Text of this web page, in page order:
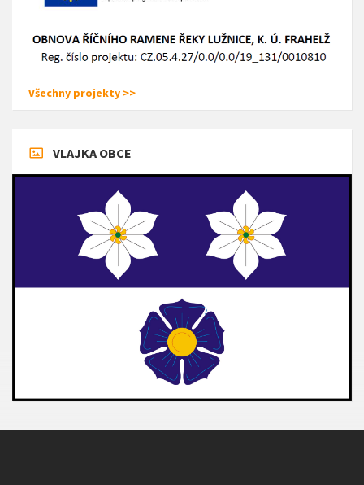
Všechny projekty >>
VLAJKA OBCE